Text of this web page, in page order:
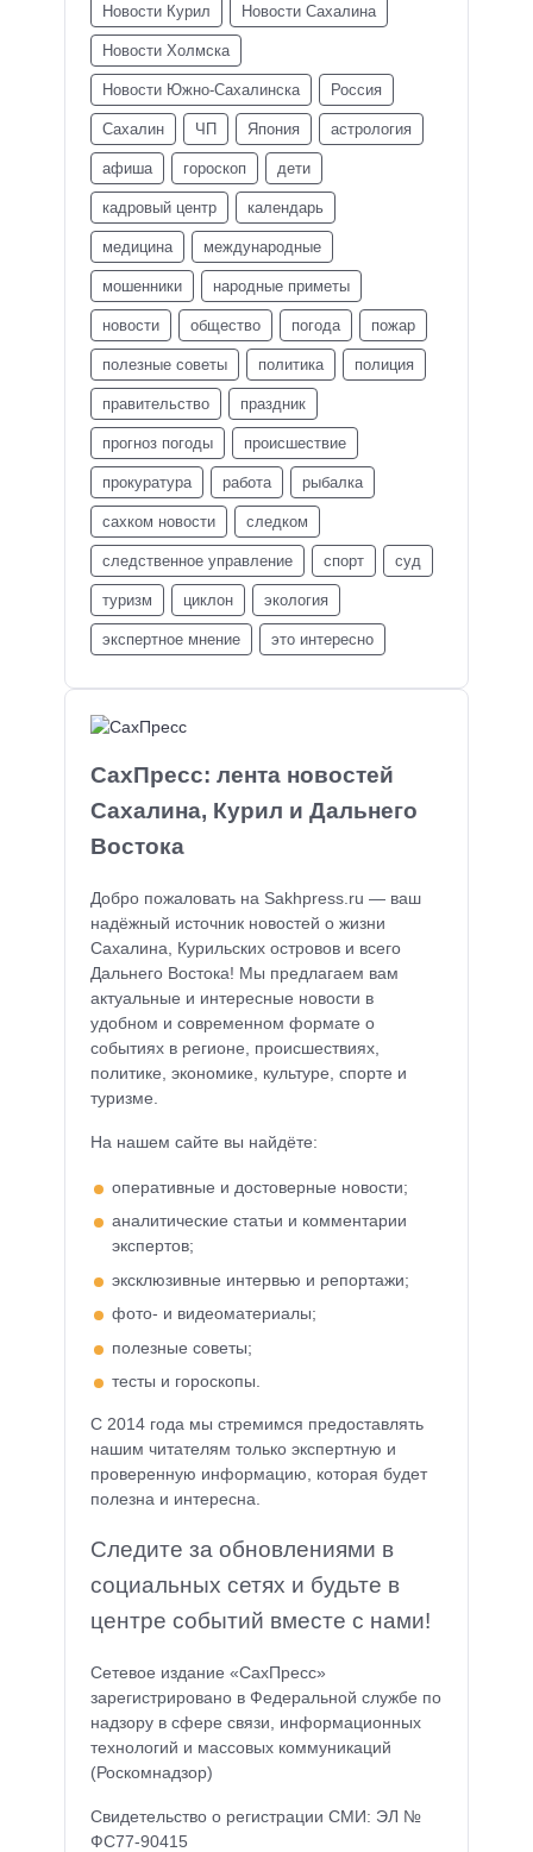
СахПресс: лента новостей
Сахалина, Курил и Дальнего
Востока
Добро пожаловать на Sakhpress.ru — ваш
надёжный источник новостей о жизни
Сахалина, Курильских островов и всего
Дальнего Востока! Мы предлагаем вам
актуальные и интересные новости в
удобном и современном формате о
событиях в регионе, происшествиях,
политике, экономике, культуре, спорте и
туризме.
На нашем сайте вы найдёте:
оперативные и достоверные новости;
аналитические статьи и комментарии
экспертов;
эксклюзивные интервью и репортажи;
фото- и видеоматериалы;
полезные советы;
тесты и гороскопы.
С 2014 года мы стремимся предоставлять
нашим читателям только экспертную и
проверенную информацию, которая будет
полезна и интересна.
Следите за обновлениями в
социальных сетях и будьте в
центре событий вместе с нами!
Сетевое издание «СахПресс»
зарегистрировано в Федеральной службе по
надзору в сфере связи, информационных
технологий и массовых коммуникаций
(Роскомнадзор)
Свидетельство о регистрации СМИ: ЭЛ №
ФС77-90415
Новости Курил Новости Сахалина
Новости Холмска
Новости Южно-Сахалинска Россия
Сахалин ЧП Япония астрология
афиша гороскоп дети
кадровый центр календарь
медицина международные
мошенники народные приметы
новости общество погода пожар
полезные советы политика полиция
правительство праздник
прогноз погоды происшествие
прокуратура работа рыбалка
сахком новости следком
следственное управление спорт суд
туризм циклон экология
экспертное мнение это интересно